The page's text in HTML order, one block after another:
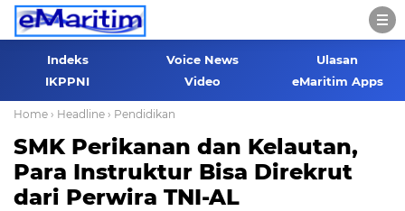
Indeks Voice News
Ulasan
IKPPNI
Video eMaritim Apps
Home › Headline › Pendidikan
SMK Perikanan dan Kelautan,
Para Instruktur Bisa Direkrut
dari Perwira TNI-AL